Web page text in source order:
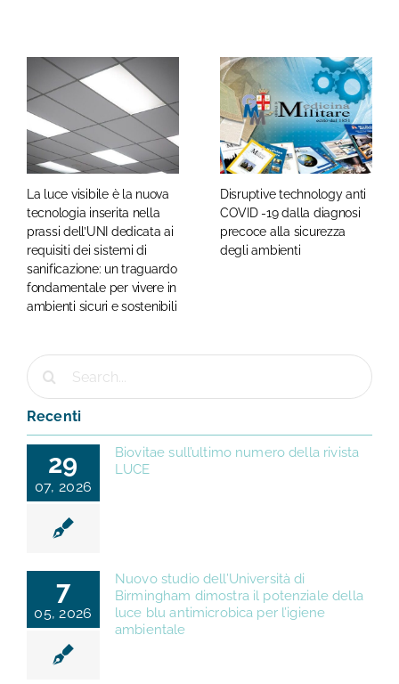
La luce visibile è la nuova
tecnologia inserita nella
prassi dell’UNI dedicata ai
requisiti dei sistemi di
sanificazione: un traguardo
fondamentale per vivere in
ambienti sicuri e sostenibili
Disruptive technology anti
COVID -19 dalla diagnosi
precoce alla sicurezza
degli ambienti
Cerca
per:
Recenti
29
07, 2026
Biovitae sull’ultimo numero della rivista
LUCE
7
05, 2026
Nuovo studio dell’Università di
Birmingham dimostra il potenziale della
luce blu antimicrobica per l’igiene
ambientale